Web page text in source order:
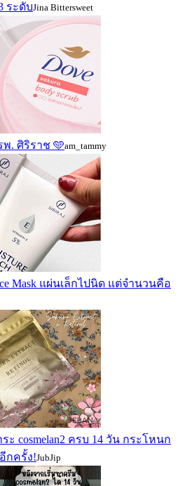
ระดับJina Bittersweet
พ. ศิริราช 🩵am_tammy
Mask แผ่นเล็กไปนิด แต่จำนวนคือ
cosmelan2 ครบ 14 วัน กระโหนก
กครั้ง!JubJip